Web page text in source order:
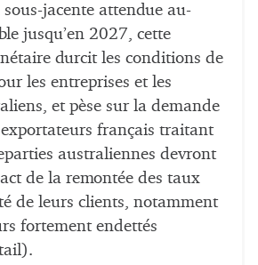
jacente attendue au-
jusqu’en 2027, cette
durcit les conditions de
les entreprises et les
et pèse sur la demande
français traitant
australiennes devront
de la remontée des taux
de leurs clients, notamment
fortement endettés